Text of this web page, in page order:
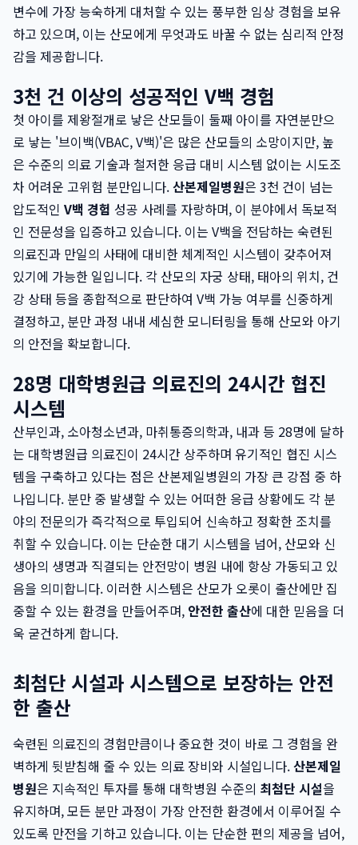
변수에 가장 능숙하게 대처할 수 있는 풍부한 임상 경험을 보유
하고 있으며, 이는 산모에게 무엇과도 바꿀 수 없는 심리적 안정
감을 제공합니다.
3천 건 이상의 성공적인 V백 경험
첫 아이를 제왕절개로 낳은 산모들이 둘째 아이를 자연분만으
로 낳는 '브이백(VBAC, V백)'은 많은 산모들의 소망이지만, 높
은 수준의 의료 기술과 철저한 응급 대비 시스템 없이는 시도조
차 어려운 고위험 분만입니다.산본제일병원은 3천 건이 넘는
압도적인 V백 경험 성공 사례를 자랑하며, 이 분야에서 독보적
인 전문성을 입증하고 있습니다. 이는 V백을 전담하는 숙련된
의료진과 만일의 사태에 대비한 체계적인 시스템이 갖추어져
있기에 가능한 일입니다. 각 산모의 자궁 상태, 태아의 위치, 건
강 상태 등을 종합적으로 판단하여 V백 가능 여부를 신중하게
결정하고, 분만 과정 내내 세심한 모니터링을 통해 산모와 아기
의 안전을 확보합니다.
28명 대학병원급 의료진의 24시간 협진
시스템
산부인과, 소아청소년과, 마취통증의학과, 내과 등 28명에 달하
는 대학병원급 의료진이 24시간 상주하며 유기적인 협진 시스
템을 구축하고 있다는 점은 산본제일병원의 가장 큰 강점 중 하
나입니다. 분만 중 발생할 수 있는 어떠한 응급 상황에도 각 분
야의 전문의가 즉각적으로 투입되어 신속하고 정확한 조치를
취할 수 있습니다. 이는 단순한 대기 시스템을 넘어, 산모와 신
생아의 생명과 직결되는 안전망이 병원 내에 항상 가동되고 있
음을 의미합니다. 이러한 시스템은 산모가 오롯이 출산에만 집
중할 수 있는 환경을 만들어주며, 안전한 출산에 대한 믿음을 더
욱 굳건하게 합니다.
최첨단 시설과 시스템으로 보장하는 안전
한 출산
숙련된 의료진의 경험만큼이나 중요한 것이 바로 그 경험을 완
벽하게 뒷받침해 줄 수 있는 의료 장비와 시설입니다.산본제일
병원은 지속적인 투자를 통해 대학병원 수준의 최첨단 시설을
유지하며, 모든 분만 과정이 가장 안전한 환경에서 이루어질 수
있도록 만전을 기하고 있습니다. 이는 단순한 편의 제공을 넘어,